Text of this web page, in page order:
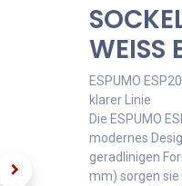
WEISS
ESPUMO
klarer Linie
Die ESPUMO
modernes
geradlinigen
mm) sorgen